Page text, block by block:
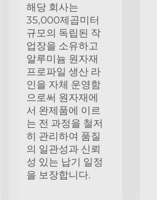
해당 회사는
35,000제곱미터
규모의 독립된 작
업장을 소유하고
알루미늄 원자재
프로파일 생산 라
인을 자체 운영함
으로써 원자재에
서 완제품에 이르
는 전 과정을 철저
히 관리하여 품질
의 일관성과 신뢰
성 있는 납기 일정
을 보장합니다.